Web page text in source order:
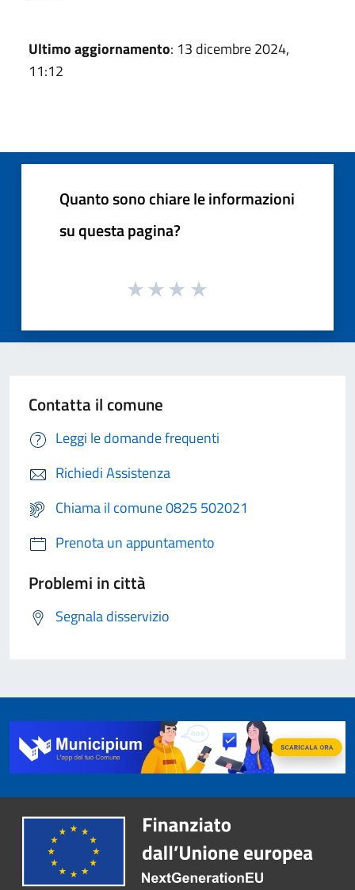
Ultimo aggiornamento: 13 dicembre 2024,
11:12
Quanto sono chiare le informazioni
su questa pagina?
Contatta il comune
Leggi le domande frequenti
Richiedi Assistenza
Chiama il comune 0825 502021
Prenota un appuntamento
Problemi in città
Segnala disservizio